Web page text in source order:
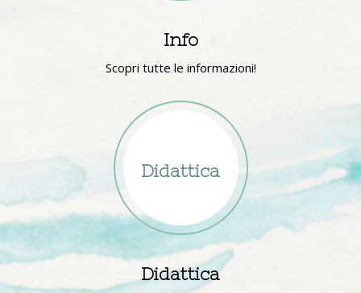
Info
Scopri tutte le informazioni!
Didattica
Didattica